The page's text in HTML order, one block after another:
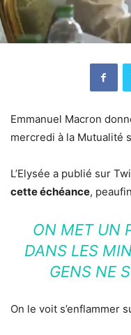
Emmanuel Macron
mercredi à la Mutualité
L’Elysée a publié sur
cette échéance,
ON MET UN
DANS LES
GENS NE
On le voit s’enflammer